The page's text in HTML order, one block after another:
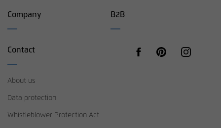
Company B2B
Contact
About us
Data protection
Whistleblower Protection Act